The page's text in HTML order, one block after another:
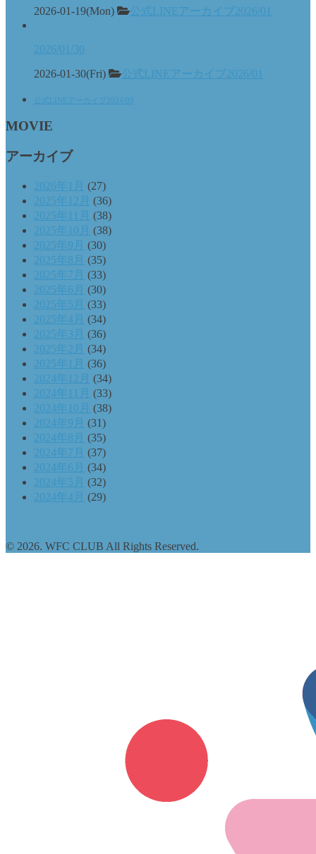
2026-01-19(Mon) 公式LINEアーカイブ2026/01
2026/01/30
2026-01-30(Fri) 公式LINEアーカイブ2026/01
公式LINEアーカイブ2024/09
MOVIE
アーカイブ
2026年1月 (27)
2025年12月 (36)
2025年11月 (38)
2025年10月 (38)
2025年9月 (30)
2025年8月 (35)
2025年7月 (33)
2025年6月 (30)
2025年5月 (33)
2025年4月 (34)
2025年3月 (36)
2025年2月 (34)
2025年1月 (36)
2024年12月 (34)
2024年11月 (33)
2024年10月 (38)
2024年9月 (31)
2024年8月 (35)
2024年7月 (37)
2024年6月 (34)
2024年5月 (32)
2024年4月 (29)
© 2026. WFC CLUB All Rights Reserved.